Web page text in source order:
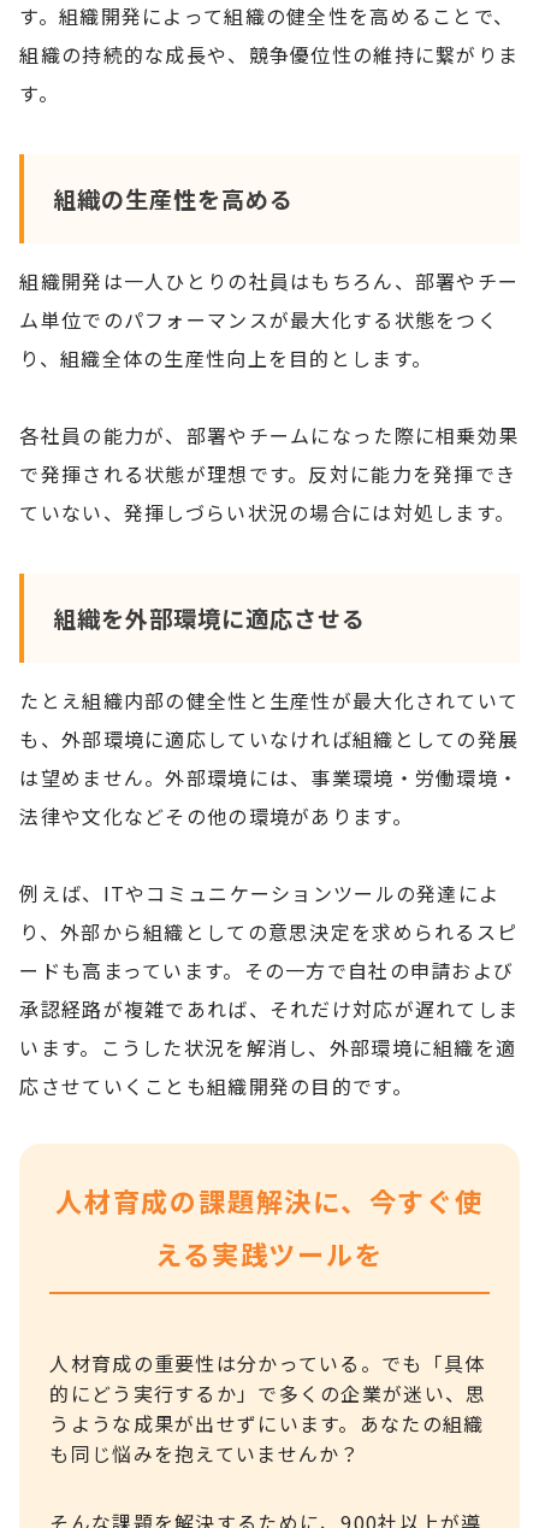
す。組織開発によって組織の健全性を高めることで、
組織の持続的な成長や、競争優位性の維持に繋がりま
す。
組織の生産性を高める
組織開発は一人ひとりの社員はもちろん、部署やチー
ム単位でのパフォーマンスが最大化する状態をつく
り、組織全体の生産性向上を目的とします。
各社員の能力が、部署やチームになった際に相乗効果
で発揮される状態が理想です。反対に能力を発揮でき
ていない、発揮しづらい状況の場合には対処します。
組織を外部環境に適応させる
たとえ組織内部の健全性と生産性が最大化されていて
も、外部環境に適応していなければ組織としての発展
は望めません。外部環境には、事業環境・労働環境・
法律や文化などその他の環境があります。
例えば、ITやコミュニケーションツールの発達によ
り、外部から組織としての意思決定を求められるスピ
ードも高まっています。その一方で自社の申請および
承認経路が複雑であれば、それだけ対応が遅れてしま
います。こうした状況を解消し、外部環境に組織を適
応させていくことも組織開発の目的です。
人材育成の課題解決に、今すぐ使
える実践ツールを
人材育成の重要性は分かっている。でも「具体
的にどう実行するか」で多くの企業が迷い、思
うような成果が出せずにいます。あなたの組織
も同じ悩みを抱えていませんか？
そんな課題を解決するために、900社以上が導